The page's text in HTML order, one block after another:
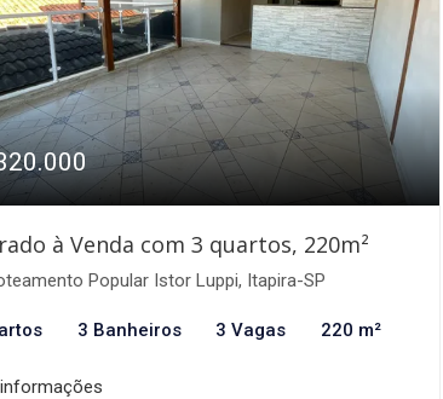
à Venda com 3 quartos, 220m²
Popular Istor Luppi, Itapira-SP
3 Banheiros 3 Vagas 220 m²